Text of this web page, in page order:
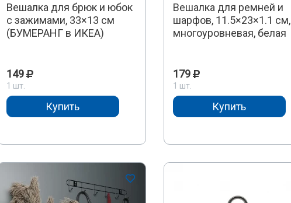
Вешалка для брюк и юбок
с зажимами, 33×13 см
(БУМЕРАНГ в ИКЕА)
149
1 шт.
Купить
Вешалка для ремней и
шарфов, 11.5×23×1.1 см,
многоуровневая, белая
179
1 шт.
Купить